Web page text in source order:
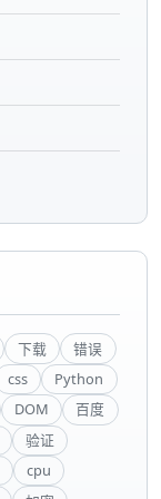
下载
错误
css
Python
DOM
百度
验证
cpu